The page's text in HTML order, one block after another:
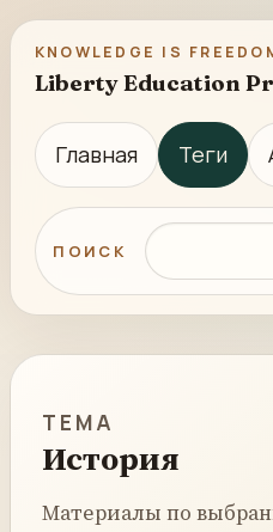
KNOWLEDGE IS
Liberty Education
Главная Теги
ПОИСК Поиск по
ТЕМА
История
Материалы по